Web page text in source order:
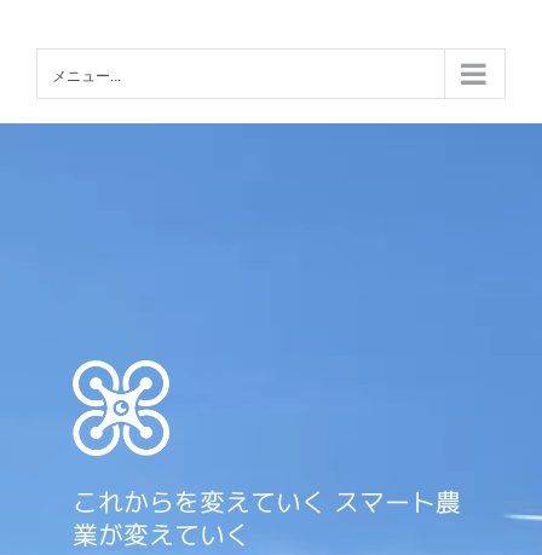
contentメニュー...
これからを変えていく スマート農
業が変えていく